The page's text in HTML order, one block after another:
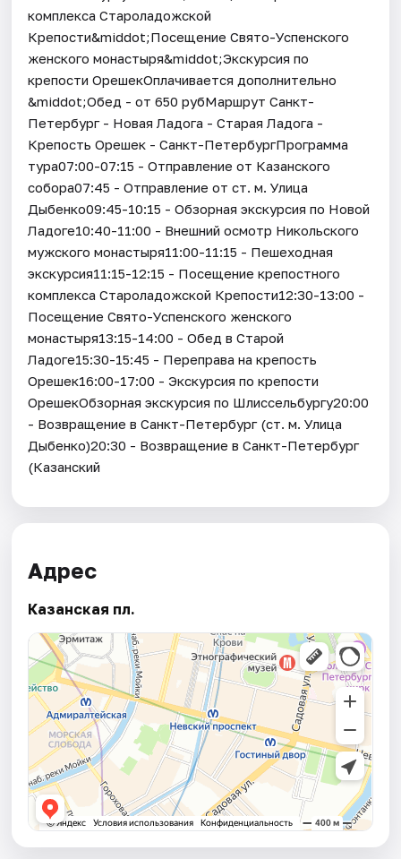
комплекса Староладожской
Крепости&middot;Посещение Свято-Успенского
женского монастыря&middot;Экскурсия по
крепости ОрешекОплачивается дополнительно
&middot;Обед - от 650 рубМаршрут Санкт-
Петербург - Новая Ладога - Старая Ладога -
Крепость Орешек - Санкт-ПетербургПрограмма
тура07:00-07:15 - Отправление от Казанского
собора07:45 - Отправление от ст. м. Улица
Дыбенко09:45-10:15 - Обзорная экскурсия по Новой
Ладоге10:40-11:00 - Внешний осмотр Никольского
мужского монастыря11:00-11:15 - Пешеходная
экскурсия11:15-12:15 - Посещение крепостного
комплекса Староладожской Крепости12:30-13:00 -
Посещение Свято-Успенского женского
монастыря13:15-14:00 - Обед в Старой
Ладоге15:30-15:45 - Переправа на крепость
Орешек16:00-17:00 - Экскурсия по крепости
ОрешекОбзорная экскурсия по Шлиссельбургу20:00
- Возвращение в Санкт-Петербург (ст. м. Улица
Дыбенко)20:30 - Возвращение в Санкт-Петербург
(Казанский
Адрес
Казанская пл.